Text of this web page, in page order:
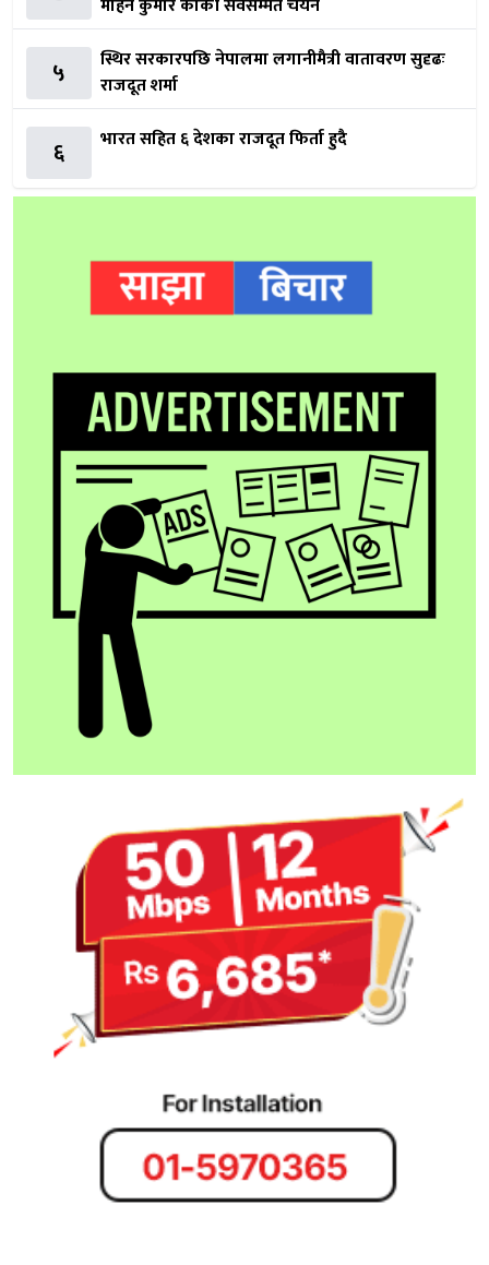
मोहन कुमार कार्की सर्वसम्मत चयन
५
स्थिर सरकारपछि नेपालमा लगानीमैत्री वातावरण सुदृढः
राजदूत शर्मा
६ भारत सहित ६ देशका राजदूत फिर्ता हुदै